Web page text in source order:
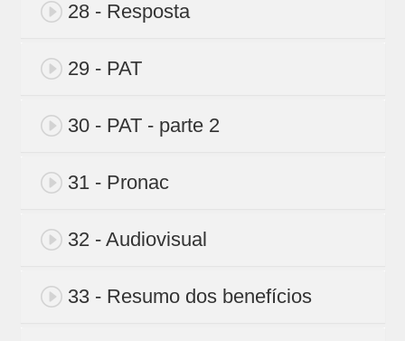
28 - Resposta
29 - PAT
30 - PAT - parte 2
31 - Pronac
32 - Audiovisual
33 - Resumo dos benefícios